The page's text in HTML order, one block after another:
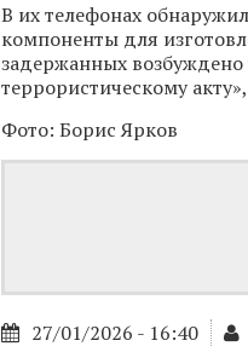
В их телефонах
компоненты для
задержанных возбуждено
террористическому
Фото: Борис Ярков
27/01/2026 - 16:40